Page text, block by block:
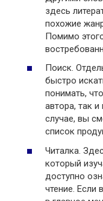
здесь
похожие
Помимо
Поиск.
быстро
понимать,
автора, так и
случае, вы
список
Читалка.
который
доступно
чтение. Если